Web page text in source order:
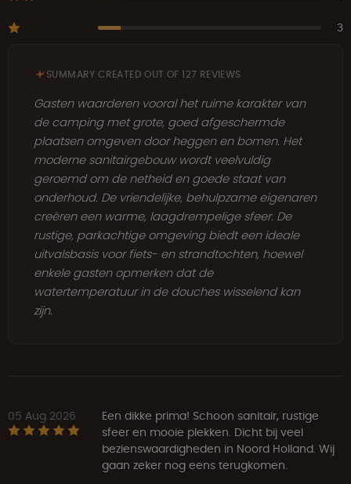
3
SUMMARY CREATED OUT OF 127 REVIEWS
Gasten waarderen vooral het ruime karakter van
de camping met grote, goed afgeschermde
plaatsen omgeven door heggen en bomen. Het
moderne sanitairgebouw wordt veelvuldig
geroemd om de netheid en goede staat van
onderhoud. De vriendelijke, behulpzame eigenaren
creëren een warme, laagdrempelige sfeer. De
rustige, parkachtige omgeving biedt een ideale
uitvalsbasis voor fiets- en strandtochten, hoewel
enkele gasten opmerken dat de
watertemperatuur in de douches wisselend kan
zijn.
05 Aug 2026
Een dikke prima! Schoon sanitair, rustige
sfeer en mooie plekken. Dicht bij veel
bezienswaardigheden in Noord Holland. Wij
gaan zeker nog eens terugkomen.